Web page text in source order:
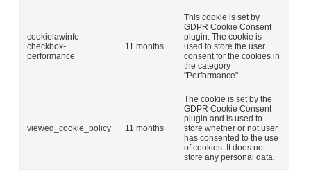
cookielawinfo-
checkbox-
performance
11 months
This cookie is set by
GDPR Cookie Consent
plugin. The cookie is
used to store the user
consent for the cookies in
the category
"Performance".
viewed_cookie_policy 11 months
The cookie is set by the
GDPR Cookie Consent
plugin and is used to
store whether or not user
has consented to the use
of cookies. It does not
store any personal data.